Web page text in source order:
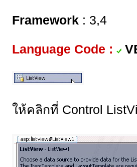
Framework : 3,4
Language Code :
ให้คลิกที่ Control